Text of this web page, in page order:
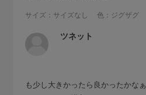
サイズ：サイズなし 色：ジグザグ
ツネット
も少し大きかったら良かったかなぁ